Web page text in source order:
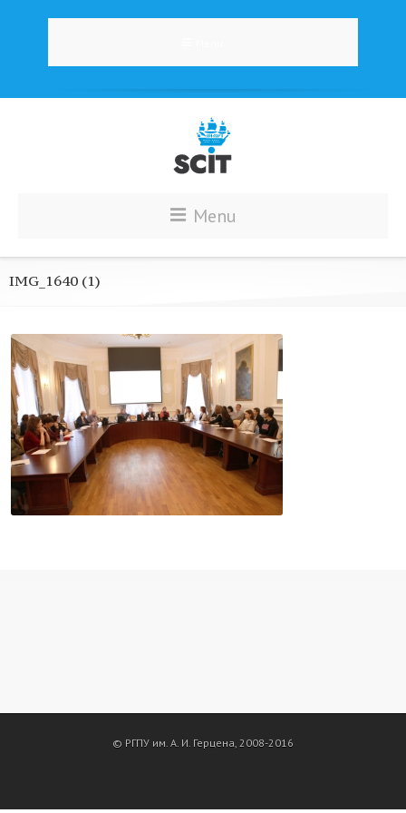
Menu
IMG_1640 (1)
© РГПУ им. А. И. Герцена, 2008-2016